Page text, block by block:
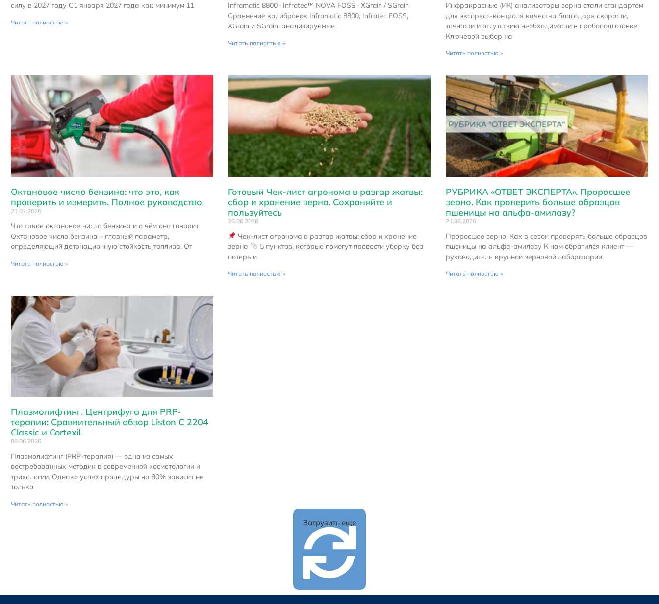
силу в 2027 году С1 января 2027 года как минимум 11
Читать полностью »
Inframatic 8800 · Infratec™ NOVA FOSS · XGrain / SGrain
Сравнение калибровок Inframatic 8800, Infratec FOSS,
XGrain и SGrain: анализируемые
Читать полностью »
Инфракрасные (ИК) анализаторы зерна стали стандартом
для экспресс-контроля качества благодаря скорости,
точности и отсутствию необходимости в пробоподготовке.
Ключевой выбор на
Читать полностью »
Октановое число бензина: что это, как
проверить и измерить. Полное руководство.
21.07.2026
Что такое октановое число бензина и о чём оно говорит
Октановое число бензина – главный параметр,
определяющий детонационную стойкость топлива. От
Читать полностью »
Готовый Чек-лист агронома в разгар жатвы:
сбор и хранение зерна. Сохраняйте и
пользуйтесь
26.06.2026
Чек-лист агронома в разгар жатвы: сбор и хранение
зерна
5 пунктов, которые помогут провести уборку без
потерь и
Читать полностью »
РУБРИКА «ОТВЕТ ЭКСПЕРТА». Проросшее
зерно. Как проверить больше образцов
пшеницы на альфа-амилазу?
24.06.2026
Проросшее зерно. Как в сезон проверять больше образцов
пшеницы на альфа-амилазу К нам обратился клиент —
руководитель крупной зерновой лаборатории.
Читать полностью »
Плазмолифтинг. Центрифуга для PRP-
терапии: Сравнительный обзор Liston C 2204
Classic и Cortexil.
08.06.2026
Плазмолифтинг (PRP-терапия) — одна из самых
востребованных методик в современной косметологии и
трихологии. Однако успех процедуры на 80% зависит не
только
Читать полностью »
Загрузить еще